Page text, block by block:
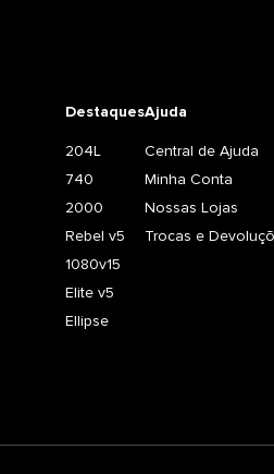
Destaques
204L
740
2000
Rebel v5
1080v15
Elite v5
Ellipse
Ajuda
Central de Ajuda
Minha Conta
Nossas Lojas
Trocas e